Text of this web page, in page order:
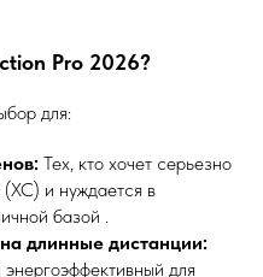
Pro 2026?
для:
Тех, кто хочет серьезно
и нуждается в
базой .
длинные дистанции:
для